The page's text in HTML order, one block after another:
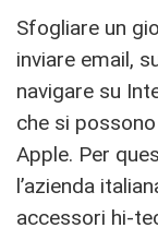
Sfogliare un
inviare email,
navigare su
che si
Apple. Per
l’azienda
accessori hi-